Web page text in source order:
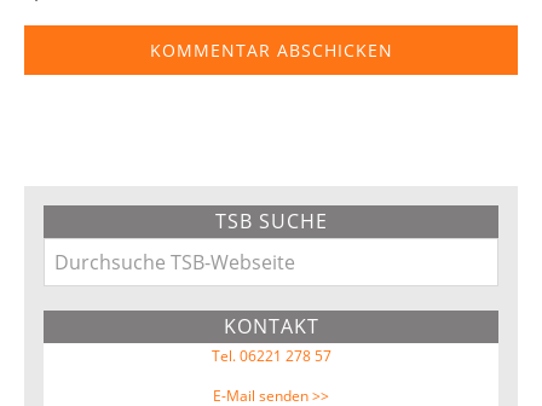
Sidebar
TSB SUCHE
Durchsuche
TSB-
KONTAKT
Tel. 06221 278 57
E-Mail senden >>